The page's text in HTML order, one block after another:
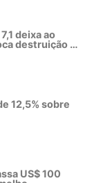
deixa ao
destruição no
12,5% sobre
US$ 100